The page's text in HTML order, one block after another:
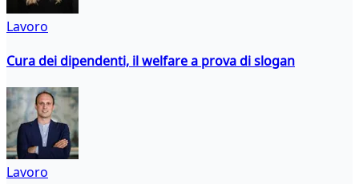
Lavoro
Cura dei dipendenti, il welfare a prova di slogan
Lavoro